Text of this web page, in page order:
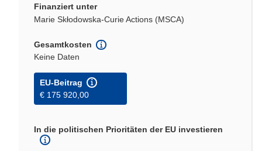
Finanziert unter
Marie Skłodowska-Curie Actions (MSCA)
Gesamtkosten
Keine Daten
EU-Beitrag
€ 175 920,00
In die politischen Prioritäten der EU investieren